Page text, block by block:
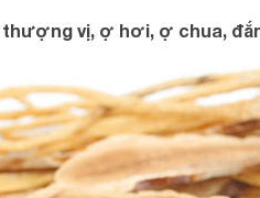
thượng vị, ợ hơi, ợ chua,